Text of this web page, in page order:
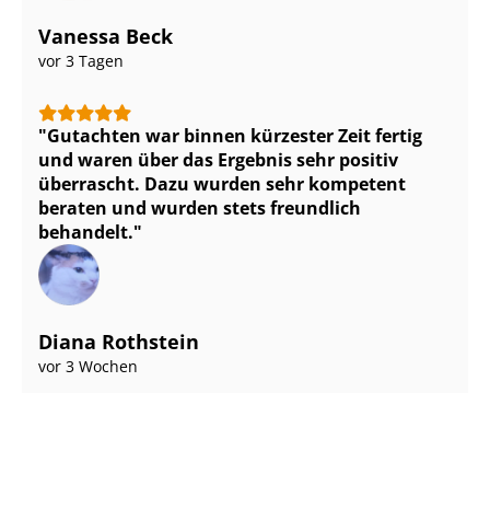
Vanessa Beck
vor 3 Tagen
Gutachten war binnen kürzester Zeit fertig
und waren über das Ergebnis sehr positiv
überrascht. Dazu wurden sehr kompetent
beraten und wurden stets freundlich
behandelt.
Diana Rothstein
vor 3 Wochen